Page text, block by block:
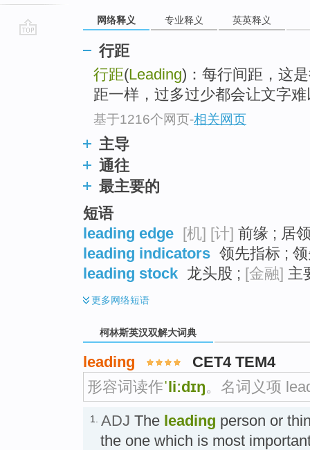
网络释义 专业释义 英英释义
行距
行距(Leading)：每行间距，这
距一样，过多过少都会让文字
基于1216个网页-相关网页
主导
通往
最主要的
短语
leading edge [机] [计] 前缘 ; 居
leading indicators 领先指标 ;
leading stock 龙头股 ; [金融] 主
更多网络短语
柯林斯英汉双解大词典
leading
CET4 TEM4
形容词读作ˈliːdɪŋ。名词义项
1. ADJ The leading person or
the one which is most